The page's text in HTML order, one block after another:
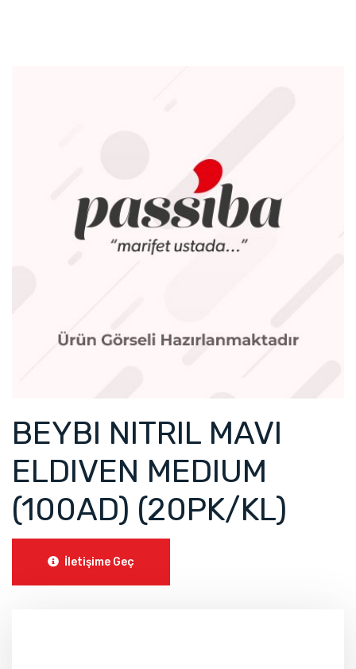
BEYBI NITRIL MAVI
ELDIVEN MEDIUM
(100AD) (20PK/KL)
İletişime Geç